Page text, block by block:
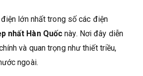
lớn nhất trong số các điện
nhất Hàn Quốcnày. Nơi đây diễn
và quan trọng như thiết triều,
ngoài.